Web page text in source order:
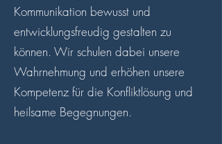
Kommunikation bewusst und
entwicklungsfreudig gestalten zu
können. Wir schulen dabei unsere
Wahrnehmung und erhöhen unsere
Kompetenz für die Konfliktlösung und
heilsame Begegnungen.